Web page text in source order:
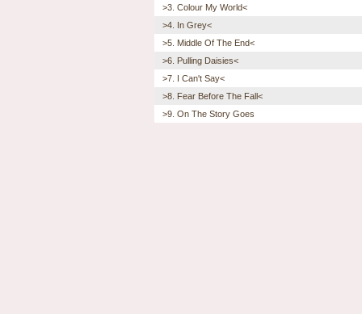
>3. Colour My World<
>4. In Grey<
>5. Middle Of The End<
>6. Pulling Daisies<
>7. I Can't Say<
>8. Fear Before The Fall<
>9. On The Story Goes